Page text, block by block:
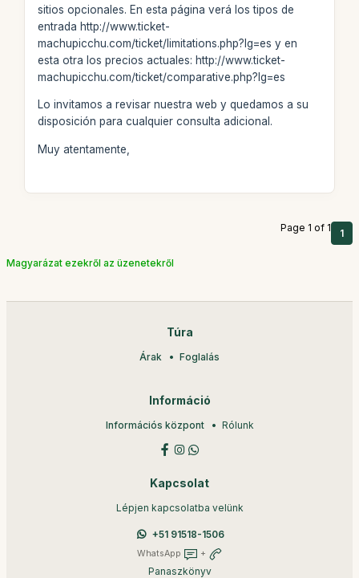
sitios opcionales. En esta página verá los tipos de
entrada http://www.ticket-
machupicchu.com/ticket/limitations.php?lg=es y en
esta otra los precios actuales: http://www.ticket-
machupicchu.com/ticket/comparative.php?lg=es
Lo invitamos a revisar nuestra web y quedamos a su
disposición para cualquier consulta adicional.
Muy atentamente,
Page 1 of 1 1
Magyarázat ezekről az üzenetekről
Túra
Árak Foglalás
Információ
Információs központ Rólunk
Kapcsolat
Lépjen kapcsolatba velünk
+51 91518-1506
WhatsApp +
Panaszkönyv